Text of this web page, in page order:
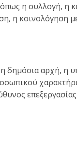
η συλλογή,
η κοινολόγηση
δημόσια αρχή, η